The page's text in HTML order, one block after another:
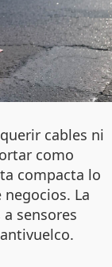
cables ni
como
compacta lo
La
sensores